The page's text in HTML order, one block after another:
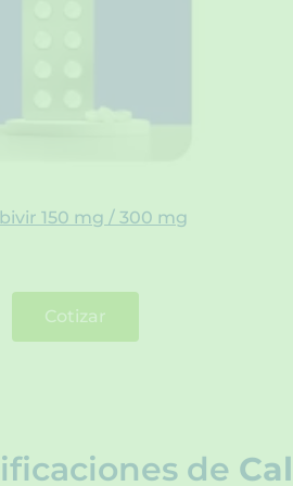
150 mg / 300 mg
Cotizar
de